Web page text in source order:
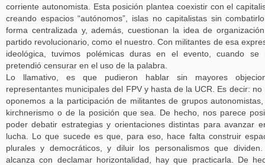
corriente autonomista. Esta posición plantea coexistir con el
creando espacios “autónomos”, islas no capitalistas sin
forma centralizada y, además, cuestionan la idea de
partido revolucionario, como el nuestro. Con militantes de esa
ideológica, tuvimos polémicas duras en el evento, cuando se
pretendió censurar en el uso de la palabra.
Lo llamativo, es que pudieron hablar sin mayores
representantes municipales del FPV y hasta de la UCR. Es decir: no
oponemos a la participación de militantes de grupos
kirchnerismo o de la posición que sea. De hecho, nos parece
poder debatir estrategias y orientaciones distintas para avanzar
lucha. Lo que sucede es que, para eso, hace falta construir
plurales y democráticos, y diluir los personalismos que
alcanza con declamar horizontalidad, hay que practicarla. De